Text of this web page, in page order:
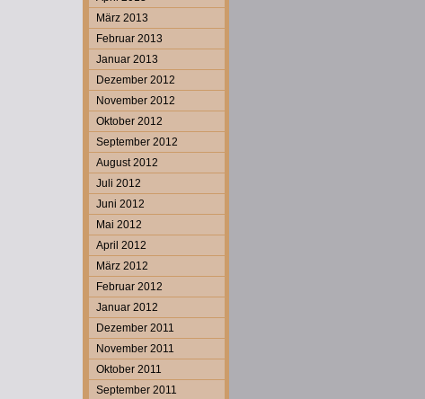
März 2013
Februar 2013
Januar 2013
Dezember 2012
November 2012
Oktober 2012
September 2012
August 2012
Juli 2012
Juni 2012
Mai 2012
April 2012
März 2012
Februar 2012
Januar 2012
Dezember 2011
November 2011
Oktober 2011
September 2011